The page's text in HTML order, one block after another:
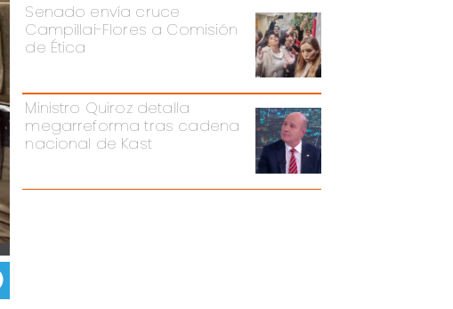
Senado envía cruce
Campillai-Flores a Comisión
de Ética
Ministro Quiroz detalla
megarreforma tras cadena
nacional de Kast